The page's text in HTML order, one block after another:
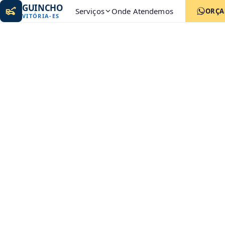
GUINCHO
VITÓRIA- ES Serviços Onde Atendemos